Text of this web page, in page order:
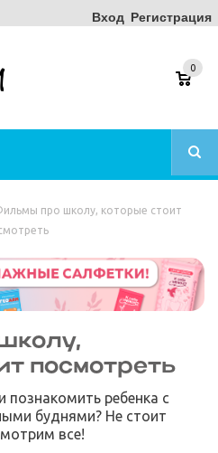
Вход Регистрация
0
про школу, которые стоит
посмотреть
познакомить ребенка с
буднями? Не стоит
все!